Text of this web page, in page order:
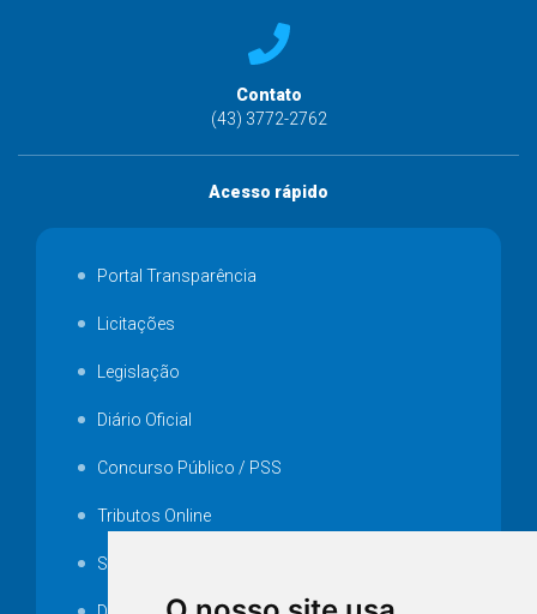
Contato
(43) 3772-2762
Acesso rápido
Portal Transparência
Licitações
Legislação
Diário Oficial
Concurso Público / PSS
Tributos Online
Serviços ISS-E